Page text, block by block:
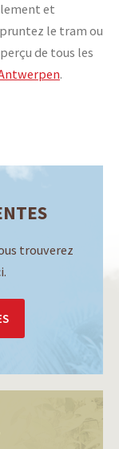
et
le tram ou
de tous les
.
trouverez